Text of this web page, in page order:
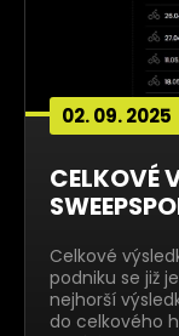
02. 09. 2025
CELKOVÉ
Celkové
podniku se již
nejhorší
do celkového